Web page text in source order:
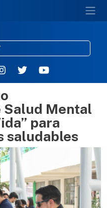
al contenido principal
Salud Mental
para
saludables